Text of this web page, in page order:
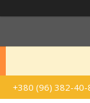
+380 (96) 382-40-